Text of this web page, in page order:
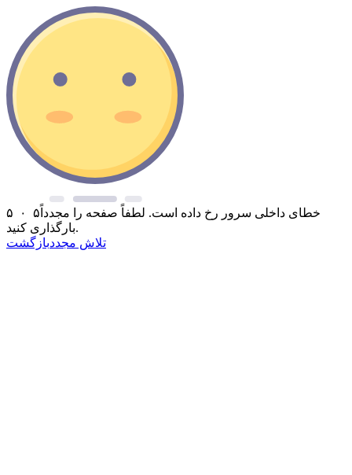
۵ ۰ ۵ خطای داخلی سرور رخ داده است. لطفاً صفحه را مجدداً
بارگذاری کنید.
تلاش مجددبازگشت